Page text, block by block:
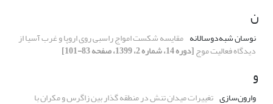
ن
نوسان شبه‌دوسالانه مقایسه شکست امواج راسبی روی اروپا و غرب آسیا از
دیدگاه فعالیت موج[دوره 14، شماره 2، 1399، صفحه 83-101]
و
وارون‌سازی تغییرات میدان تنش در منطقه گذار بین زاگرس و مکران با